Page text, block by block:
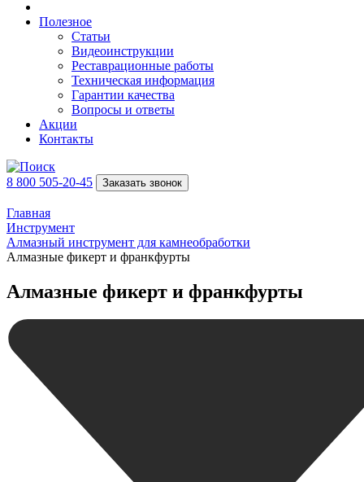
Полезное
Статьи
Видеоинструкции
Реставрационные работы
Техническая информация
Гарантии качества
Вопросы и ответы
Акции
Контакты
8 800 505-20-45 Заказать звонок
Главная
Инструмент
Алмазный инструмент для камнеобработки
Алмазные фикерт и франкфурты
Алмазные фикерт и франкфурты